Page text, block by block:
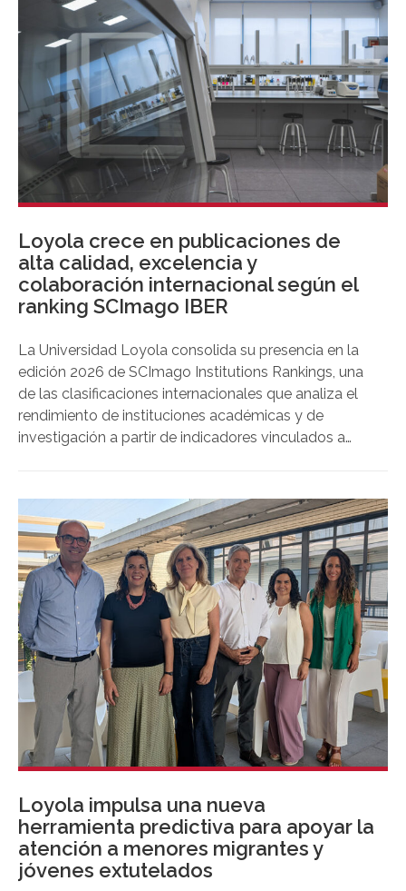
Loyola crece en publicaciones de
alta calidad, excelencia y
colaboración internacional según el
ranking SCImago IBER
La Universidad Loyola consolida su presencia en la
edición 2026 de SCImago Institutions Rankings, una
de las clasificaciones internacionales que analiza el
rendimiento de instituciones académicas y de
investigación a partir de indicadores vinculados a
Loyola impulsa una nueva
herramienta predictiva para apoyar la
atención a menores migrantes y
jóvenes extutelados